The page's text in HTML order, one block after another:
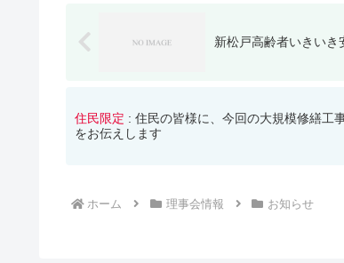
新松戸高齢者いきい
住民限定 : 住民の皆様に、今回の大規模修繕工
をお伝えします
ホーム 理事会情報 お知らせ